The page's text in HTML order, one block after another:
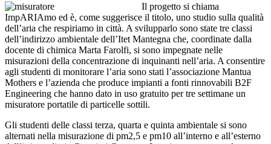
Il progetto si chiama
ImpARIAmo ed è, come suggerisce il titolo, uno studio sulla qualità
dell’aria che respiriamo in città. A svilupparlo sono state tre classi
dell’indirizzo ambientale dell’Itet Mantegna che, coordinate dalla
docente di chimica Marta Farolfi, si sono impegnate nelle
misurazioni della concentrazione di inquinanti nell’aria. A consentire
agli studenti di monitorare l’aria sono stati l’associazione Mantua
Mothers e l’azienda che produce impianti a fonti rinnovabili B2F
Engineering che hanno dato in uso gratuito per tre settimane un
misuratore portatile di particelle sottili.
Gli studenti delle classi terza, quarta e quinta ambientale si sono
alternati nella misurazione di pm2,5 e pm10 all’interno e all’esterno